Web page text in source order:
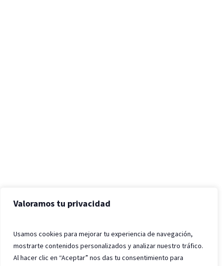
Valoramos tu privacidad
Usamos cookies para mejorar tu experiencia de navegación,
mostrarte contenidos personalizados y analizar nuestro tráfico.
Al hacer clic en “Aceptar” nos das tu consentimiento para